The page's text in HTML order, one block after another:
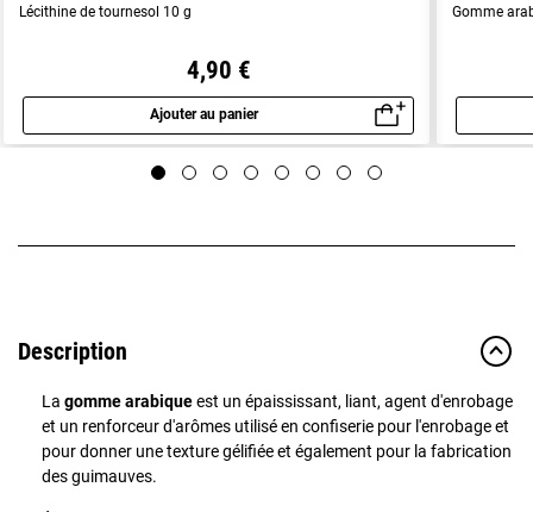
Lécithine de tournesol 10 g
4,90 €
Ajouter au panier
Aperçu rapide
Gomme
Description
La gomme arabiqueest un épaississant, liant, agent d'enrobage
et un renforceur d'arômes utilisé en confiserie pour l'enrobage et
pour donner une texture gélifiée et également pour la fabrication
des guimauves.